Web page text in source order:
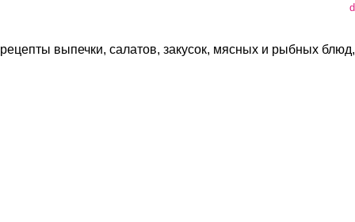
рецепты выпечки, салатов, закусок, мясных и рыбных